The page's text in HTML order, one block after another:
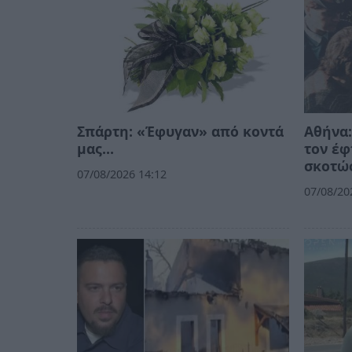
Σπάρτη: «Έφυγαν» από κοντά
μας…
07/08/2026 14:12
τον
07/08/